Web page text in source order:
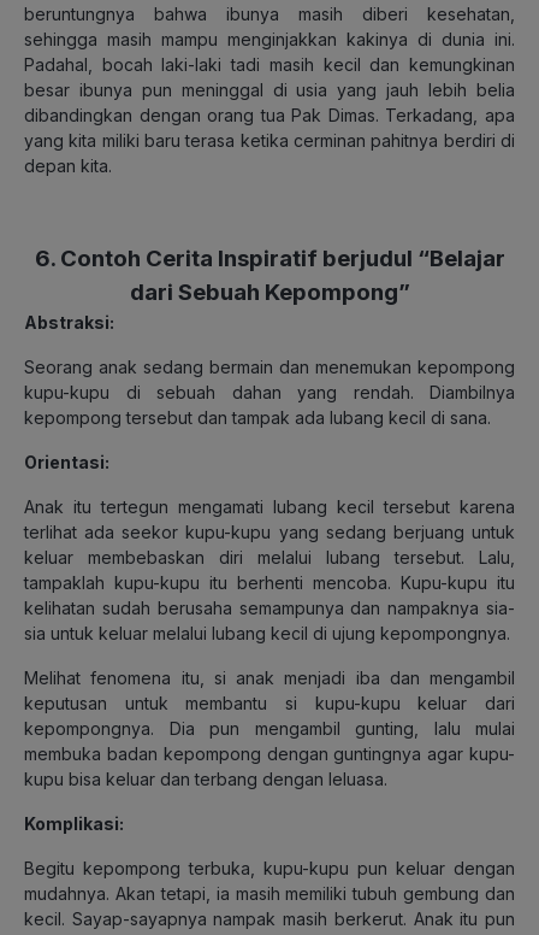
beruntungnya bahwa ibunya masih diberi kesehatan,
sehingga masih mampu menginjakkan kakinya di dunia ini.
Padahal, bocah laki-laki tadi masih kecil dan kemungkinan
besar ibunya pun meninggal di usia yang jauh lebih belia
dibandingkan dengan orang tua Pak Dimas. Terkadang, apa
yang kita miliki baru terasa ketika cerminan pahitnya berdiri di
depan kita.
6. Contoh Cerita Inspiratif berjudul “Belajar
dari Sebuah Kepompong”
Abstraksi:
Seorang anak sedang bermain dan menemukan kepompong
kupu-kupu di sebuah dahan yang rendah. Diambilnya
kepompong tersebut dan tampak ada lubang kecil di sana.
Orientasi:
Anak itu tertegun mengamati lubang kecil tersebut karena
terlihat ada seekor kupu-kupu yang sedang berjuang untuk
keluar membebaskan diri melalui lubang tersebut. Lalu,
tampaklah kupu-kupu itu berhenti mencoba. Kupu-kupu itu
kelihatan sudah berusaha semampunya dan nampaknya sia-
sia untuk keluar melalui lubang kecil di ujung kepompongnya.
Melihat fenomena itu, si anak menjadi iba dan mengambil
keputusan untuk membantu si kupu-kupu keluar dari
kepompongnya. Dia pun mengambil gunting, lalu mulai
membuka badan kepompong dengan guntingnya agar kupu-
kupu bisa keluar dan terbang dengan leluasa.
Komplikasi:
Begitu kepompong terbuka, kupu-kupu pun keluar dengan
mudahnya. Akan tetapi, ia masih memiliki tubuh gembung dan
kecil. Sayap-sayapnya nampak masih berkerut. Anak itu pun